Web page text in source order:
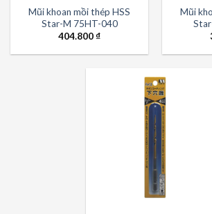
Mũi khoan mồi thép HSS
Star-M 75HT-040
404.800₫
Mũi